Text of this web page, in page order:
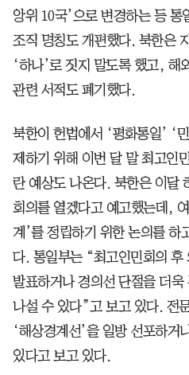
앙위 10국’으로 변경하는 등 통
조직 명칭도 개편했다. 북한은
‘하나’로 짓지 말도록 했고, 해
관련 서적도 폐기했다.
북한이 헌법에서 ‘평화통일’ ‘
제하기 위해 이번 달 말 최고인
란 예상도 나온다. 북한은 이달
회의를 열겠다고 예고했는데,
계’를 정립하기 위한 논의를 하
다. 통일부는 “최고인민회의 후
발표하거나 경의선 단절을 더욱
나설 수 있다”고 보고 있다. 전
‘해상경계선’을 일방 선포하거
있다고 보고 있다.